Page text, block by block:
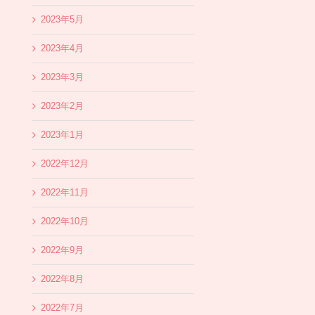
2023年5月
2023年4月
2023年3月
2023年2月
2023年1月
2022年12月
2022年11月
2022年10月
2022年9月
2022年8月
2022年7月